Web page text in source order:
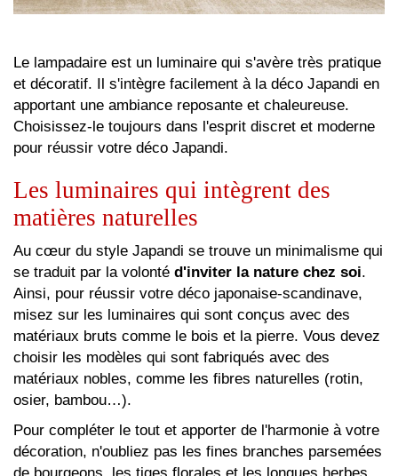
Le lampadaire est un luminaire qui s'avère très pratique
et décoratif. Il s'intègre facilement à la déco Japandi en
apportant une ambiance reposante et chaleureuse.
Choisissez-le toujours dans l'esprit discret et moderne
pour réussir votre déco Japandi.
Les luminaires qui intègrent des
matières naturelles
Au cœur du style Japandi se trouve un minimalisme qui
se traduit par la volonté d'inviter la nature chez soi.
Ainsi, pour réussir votre déco japonaise-scandinave,
misez sur les luminaires qui sont conçus avec des
matériaux bruts comme le bois et la pierre. Vous devez
choisir les modèles qui sont fabriqués avec des
matériaux nobles, comme les fibres naturelles (rotin,
osier, bambou…).
Pour compléter le tout et apporter de l'harmonie à votre
décoration, n'oubliez pas les fines branches parsemées